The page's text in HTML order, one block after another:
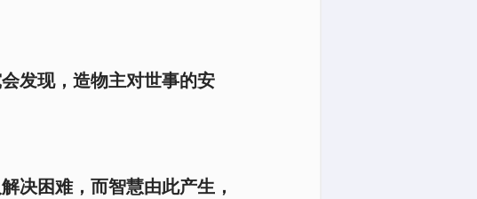
发现，造物主对世事的安
决困难，而智慧由此产生，